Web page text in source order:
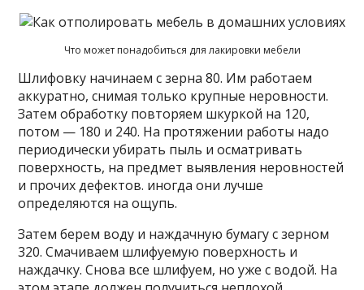
Что может понадобиться для лакировки мебели
Шлифовку начинаем с зерна 80. Им работаем
аккуратно, снимая только крупные неровности.
Затем обработку повторяем шкуркой на 120,
потом — 180 и 240. На протяжении работы надо
периодически убирать пыль и осматривать
поверхность, на предмет выявления неровностей
и прочих дефектов. иногда они лучше
определяются на ощупь.
Затем берем воду и наждачную бумагу с зерном
320. Смачиваем шлифуемую поверхность и
наждачку. Снова все шлифуем, но уже с водой. На